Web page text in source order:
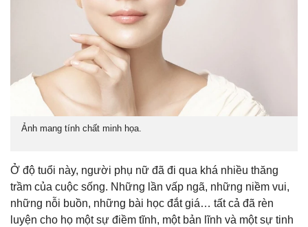
Ảnh mang tính chất minh họa.
Ở độ tuổi này, người phụ nữ đã đi qua khá nhiều thăng
trầm của cuộc sống. Những lần vấp ngã, những niềm vui,
những nỗi buồn, những bài học đắt giá… tất cả đã rèn
luyện cho họ một sự điềm tĩnh, một bản lĩnh và một sự tinh